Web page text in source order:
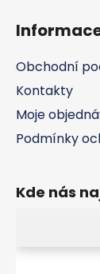
Obchodní
Kontakty
Moje
Podmínky
Kde nás